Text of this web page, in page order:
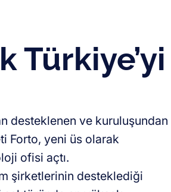
Türkiye’yi
desteklenen ve kuruluşundan
Forto, yeni üs olarak
ofisi açtı.
şirketlerinin desteklediği